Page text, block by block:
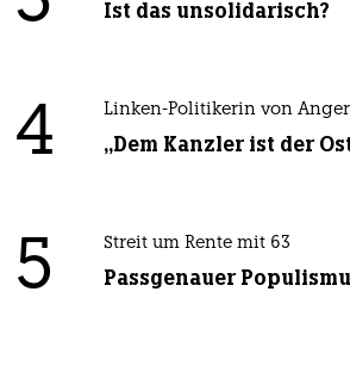
Ist das unsolidarisch?
4 Linken-Politikerin von
„Dem Kanzler ist der
5 Streit um Rente mit 63
Passgenauer